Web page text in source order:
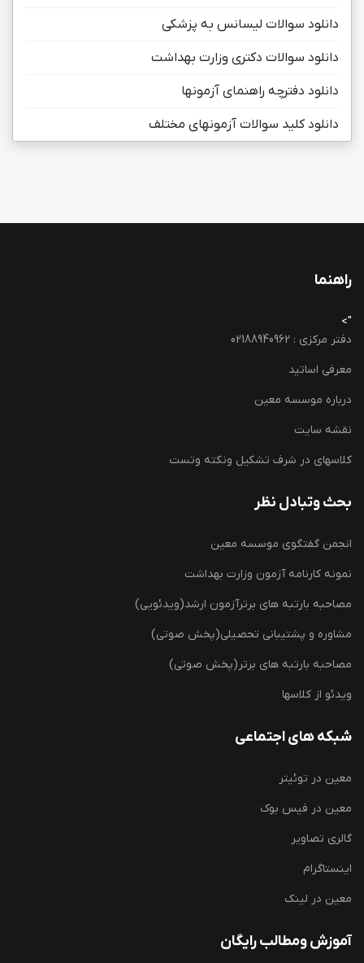
دانلود سوالات لیسانس به پزشکی
دانلود سوالات دکتری وزارت بهداشت
دانلود دفترچه راهنمای آزمونها
دانلود کلید سوالات آزمونهای مختلف
راهنما
">
دفتر مرکزی : 02188940962
معرفی اساتید
درباره موسسه معین
نقشه سایت
کلاسهای در شرف تشکیل ونکته وتست
بحث وتبادل نظر
انجمن گفتگوی موسسه معین
نمونه کارنامه آزمون وزارت بهداشت
مصاحبه بارتبه های برترآزمون ارشد(ویدئویی)
مشاوره و پشتیبانی تحصیلی(پخش صوتی)
مصاحبه بارتبه های برتر(پخش صوتی)
ویدئو از کلاسها
شبکه های اجتماعی
معین در توئیتر
معین در فیس بوک
گالری تصاویر
اینستاگرام
معین در لینک
آموزش ومطالب رایگان